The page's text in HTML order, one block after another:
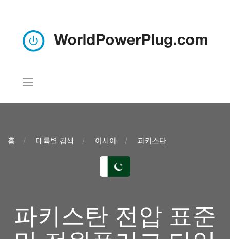
홈 대륙별 검색 아시아 파키스탄
파키스탄 전압 표준